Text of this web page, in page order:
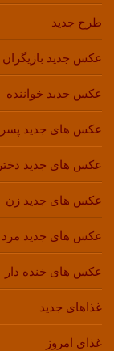
طرح جدید
عکس جدید بازیگران
عکس جدید خواننده
عکس های جدید پسر
عکس های جدید دختر
عکس های جدید زن
عکس های جدید مرد
عکس های خنده دار
غذاهای جدید
غذای امروز